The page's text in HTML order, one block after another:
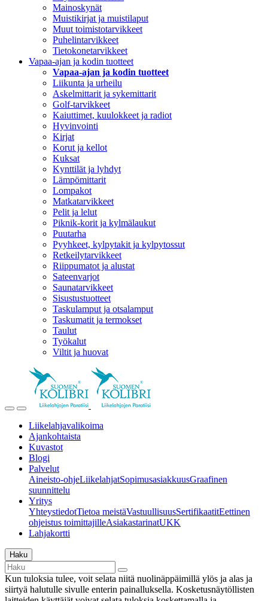
Mainoskynät
Muistikirjat ja muistilaput
Muut toimistotarvikkeet
Puhelintarvikkeet
Tietokonetarvikkeet
Vapaa-ajan ja kodin tuotteet
Vapaa-ajan ja kodin tuotteet
Liikunta ja urheilu
Askelmittarit ja sykemittarit
Golf-tarvikkeet
Kaiuttimet, kuulokkeet ja radiot
Hyvinvointi
Kirjat
Korut ja kellot
Kuksat
Kynttilät ja lyhdyt
Lämpömittarit
Lompakot
Matkatarvikkeet
Pelit ja lelut
Piknik-korit ja kylmälaukut
Puutarha
Pyyhkeet, kylpytakit ja kylpytossut
Retkeilytarvikkeet
Riippumatot ja alustat
Sateenvarjot
Saunatarvikkeet
Sisustustuotteet
Taskulamput ja otsalamput
Taskumatit ja termokset
Taulut
Työkalut
Viltit ja huovat
Liikelahjavalikoima
Ajankohtaista
Kuvastot
Blogi
Palvelut
Aineisto-ohjeLiikelahjatSopimusasiakkuusGraafinen
suunnittelu
Yritys
YhteystiedotTietoa meistäVastuullisuusSertifikaatitEettinen
ohjeistus toimittajilleAsiakastarinatUKK
Lahjakortti
Haku
Kun tuloksia tulee, voit selata niitä nuolinäppäimillä ylös ja alas ja
siirtyä halutulle sivulle enterin painalluksella. Kosketusnäytöllisten